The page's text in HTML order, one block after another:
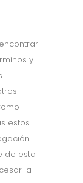
y
estos
de esta
la